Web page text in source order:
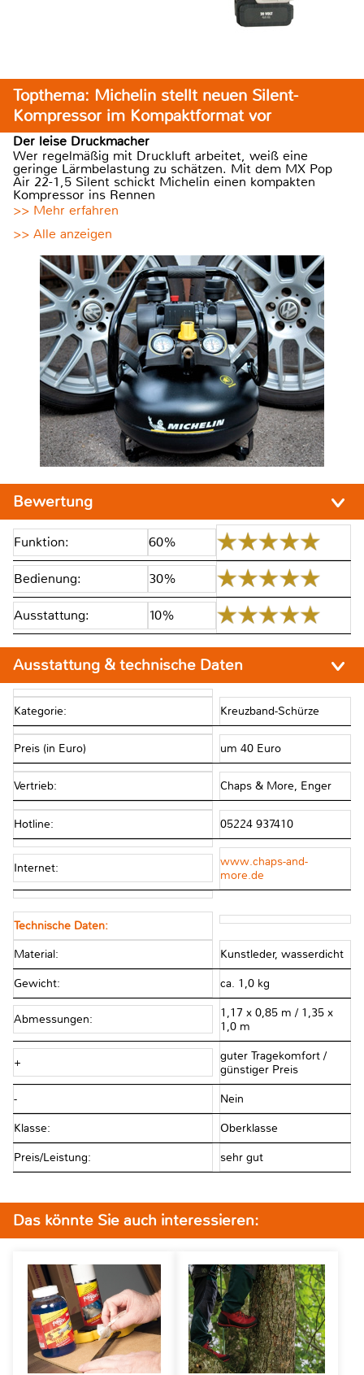
Topthema: Michelin stellt neuen Silent-
Kompressor im Kompaktformat vor
Der leise Druckmacher
Wer regelmäßig mit Druckluft arbeitet, weiß eine
geringe Lärmbelastung zu schätzen. Mit dem MX Pop
Air 22-1,5 Silent schickt Michelin einen kompakten
Kompressor ins Rennen
>> Mehr erfahren
>> Alle anzeigen
Bewertung
Funktion: 60%
Bedienung: 30%
Ausstattung: 10%
Ausstattung & technische Daten
Kategorie: Kreuzband-Schürze
Preis (in Euro) um 40 Euro
Vertrieb: Chaps & More, Enger
Hotline: 05224 937410
Internet:
www.chaps-and-
more.de
Technische Daten:
Material: Kunstleder, wasserdicht
Gewicht: ca. 1,0 kg
Abmessungen:
1,17 x 0,85 m / 1,35 x
1,0 m
+
guter Tragekomfort /
günstiger Preis
- Nein
Klasse: Oberklasse
Preis/Leistung: sehr gut
Das könnte Sie auch interessieren: